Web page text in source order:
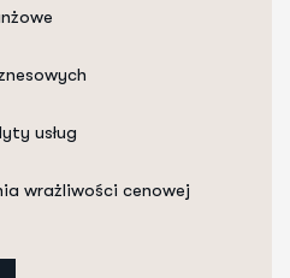
usług
wrażliwości cenowej